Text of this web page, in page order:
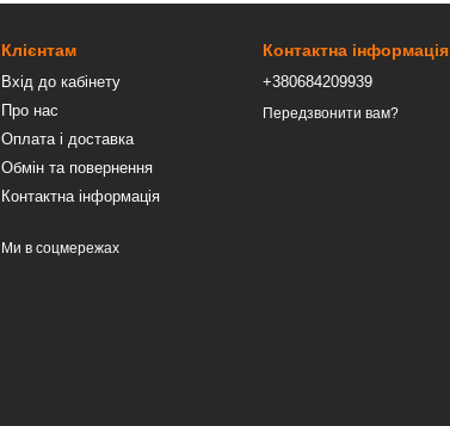
Клієнтам
Вхід до кабінету
Про нас
Оплата і доставка
Обмін та повернення
Контактна інформація
Ми в соцмережах
Контактна інформація
+380684209939
Передзвонити вам?